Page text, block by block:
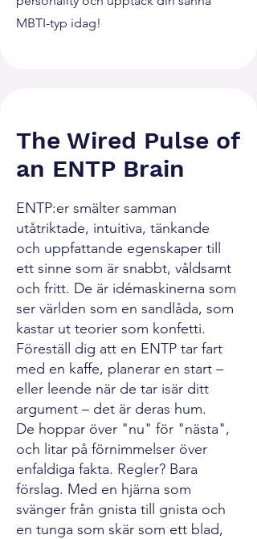
MBTI-typ idag!
The Wired Pulse of
an ENTP Brain
ENTP:er smälter samman
utåtriktade, intuitiva, tänkande
och uppfattande egenskaper till
ett sinne som är snabbt, våldsamt
och fritt. De är idémaskinerna som
ser världen som en sandlåda, som
kastar ut teorier som konfetti.
Föreställ dig att en ENTP tar fart
med en kaffe, planerar en start –
eller leende när de tar isär ditt
argument – det är deras hum.
De hoppar över "nu" för "nästa",
och litar på förnimmelser över
enfaldiga fakta. Regler? Bara
förslag. Med en hjärna som
svänger från gnista till gnista och
en tunga som skär som ett blad,